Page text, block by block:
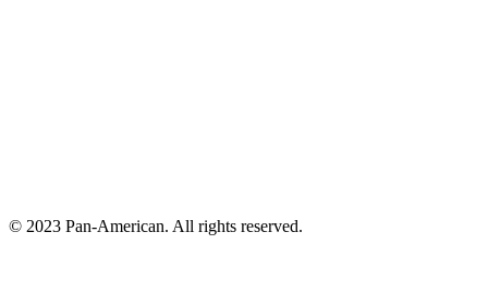
© 2023 Pan-American. All rights reserved.